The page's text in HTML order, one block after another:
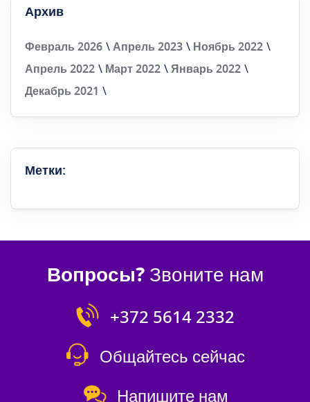
Архив
Февраль 2026 Апрель 2023
Ноябрь 2022
Апрель 2022
Март 2022
Январь 2022
Декабрь 2021
Метки:
Вопросы?Звоните нам
+372 5614 2332
Общайтесь сейчас
Напишите нам